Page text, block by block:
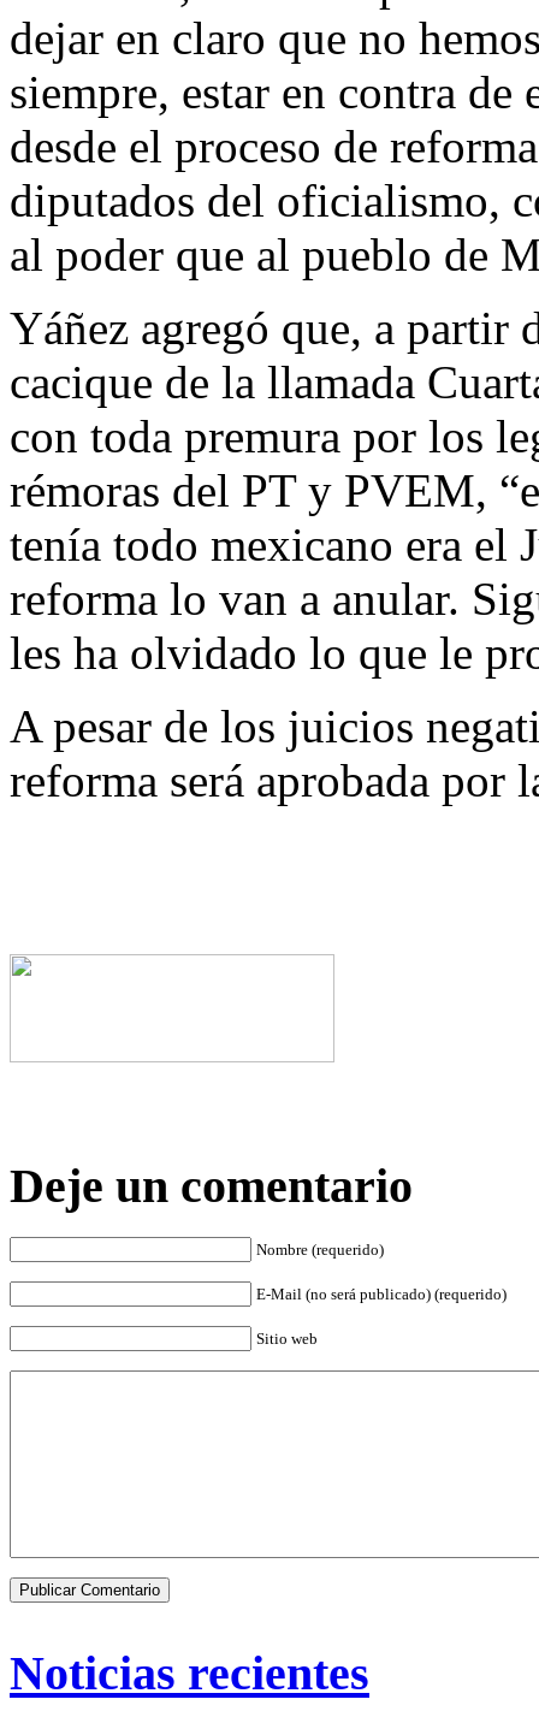
dejar en claro que no
siempre, estar en contra de
desde el proceso de
diputados del oficialismo,
al poder que al pueblo de
Yáñez agregó que, a partir
cacique de la llamada
con toda premura por los
rémoras del PT y PVEM,
tenía todo mexicano era el
reforma lo van a anular.
les ha olvidado lo que le
A pesar de los juicios
reforma será aprobada por
Deje un comentario
Nombre (requerido)
E-Mail (no será publicado) (requerido)
Sitio web
Noticias recientes